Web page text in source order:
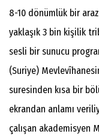
8-10 dönümlük bir
yaklaşık 3 bin kişilik
sesli bir sunucu
(Suriye)
suresinden kısa bir
ekrandan anlamı
çalışan akademisyen